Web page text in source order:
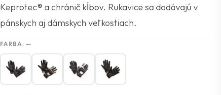
Keprotec® a chránič kĺbov. Rukavice sa dodávajú v
pánskych aj dámskych veľkostiach.
FARBA: —